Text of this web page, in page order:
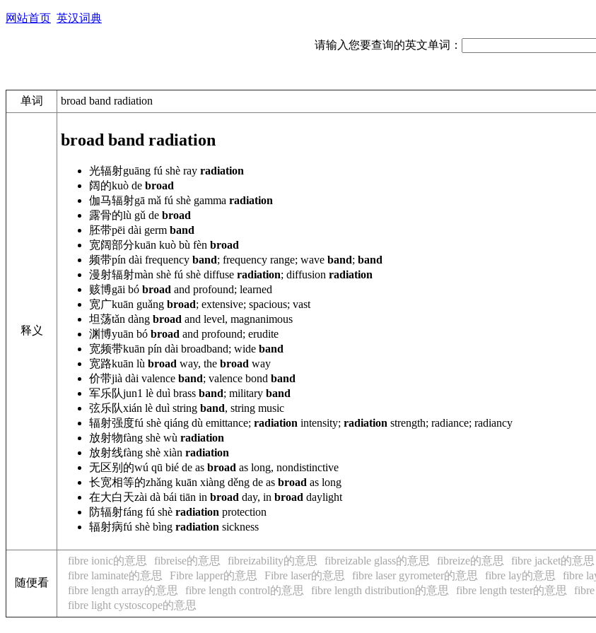
网站首页 英汉词典
请输入您要查询的英文单词：
单词 broad band radiation
释义
broad band radiation
光辐射guāng fú shè ray radiation
阔的kuò de broad
伽马辐射gā mǎ fú shè gamma radiation
露骨的lù gǔ de broad
胚带pēi dài germ band
宽阔部分kuān kuò bù fèn broad
频带pín dài frequency band; frequency range; wave band; band
漫射辐射màn shè fú shè diffuse radiation; diffusion radiation
赅博gāi bó broad and profound; learned
宽广kuān guǎng broad; extensive; spacious; vast
坦荡tǎn dàng broad and level, magnanimous
渊博yuān bó broad and profound; erudite
宽频带kuān pín dài broadband; wide band
宽路kuān lù broad way, the broad way
价带jià dài valence band; valence bond band
军乐队jun1 lè duì brass band; military band
弦乐队xián lè duì string band, string music
辐射强度fú shè qiáng dù emittance; radiation intensity; radiation strength; radiance; radiancy
放射物fàng shè wù radiation
放射线fàng shè xiàn radiation
无区别的wú qū bié de as broad as long, nondistinctive
长宽相等的zhǎng kuān xiàng děng de as broad as long
在大白天zài dà bái tiān in broad day, in broad daylight
防辐射fáng fú shè radiation protection
辐射病fú shè bìng radiation sickness
随便看
fibre ionic的意思 fibreise的意思 fibreizability的意思 fibreizable glass的意思 fibreize的意思 fibre jacket的意思
fibre laminate的意思
Fibre lapper的意思 Fibre laser的意思 fibre laser gyrometer的意思 fibre lay的意思 fibre
fibre length array的意思
fibre length control的意思 fibre length distribution的意思 fibre length tester的意思
fibre light cystoscope的意思